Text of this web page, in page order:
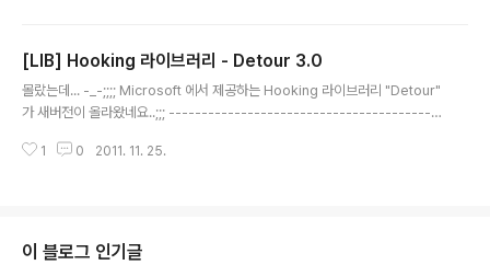
[LIB] Hooking 라이브러리 - Detour 3.0
몰랐는데... -_-;;;; Microsoft 에서 제공하는 Hooking 라이브러리 "Detour"
가 새버전이 올라왔네요..;;; -----------------------------------------
udes the following new features over Detours 2.x: Support for 6
1 0 2011. 11. 25.
이 블로그 인기글